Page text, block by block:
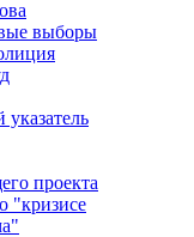
выборы
проекта
"кризисе